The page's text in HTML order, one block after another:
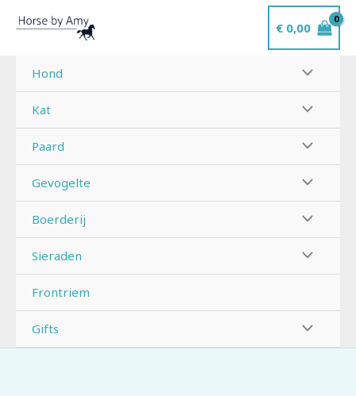
naar
inhoud
€0,00
Hond
Kat
Paard
Gevogelte
Boerderij
Sieraden
Frontriem
Gifts